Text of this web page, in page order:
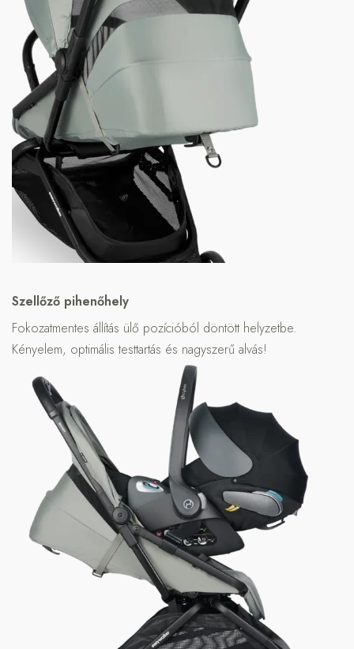
Szellőző pihenőhely
Fokozatmentes állítás ülő pozícióból döntött helyzetbe.
Kényelem, optimális testtartás és nagyszerű alvás!